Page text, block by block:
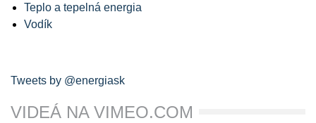
Teplo a tepelná energia
Vodík
Tweets by @energiask
VIDEÁ NA VIMEO.COM